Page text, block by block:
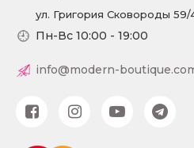
ул. Григория Сковороды
Пн-Вс 10:00 - 19:00
info@modern-